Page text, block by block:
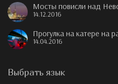
Мосты повисли над
14.12.2016
Прогулка на катере на
14.04.2016
Выбрать язык